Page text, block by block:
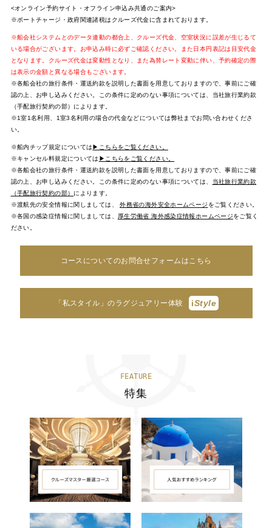
<オンライン予約サイト・オフライン申込み共通のご案内>
※ポートチャージ・政府関連諸税はクルーズ代金に含まれております。
※船会社システムとのデータ連動の都合上、クルーズ代金、空室状況に誤差が生じるて
いる場合がございます。お申込み時に必ずご確認ください。また日本円表記は目安代金
となります。クルーズ代金は変動性となり、また為替レート変動に伴い、予約確定の際
は表示の金額と異なる場合もございます。
※各船会社の旅行条件・運送約款を説明した書面を用意しておりますので、事前にご確
認の上、お申し込みください。この条件に定めのない事項については、当社旅行業約款
（手配旅行契約の部）によります。
※1室1名利用、1室3名利用の場合の代金などについては弊社までお問い合わせくださ
い。
※船内チップ規定については ▶こちらをご覧ください。
※キャンセル料規定については ▶こちらをご覧ください。
※各船会社の旅行条件・運送約款を説明した書面を用意しておりますので、事前にご確
認の上、お申し込みください。この条件に定めのない事項については、
当社旅行業約款
（手配旅行契約の部） によります。
※渡航先の安全情報に関しましては、外務省の海外安全ホームページ をご覧ください。
※各国の感染症情報に関しましては、
厚生労働省 海外感染症情報ホームページをご覧く
ださい。
コースについてのお問合せフォームはこちら
「私スタイル」のラグジュアリー体験 iStyle
FEATURE
特集